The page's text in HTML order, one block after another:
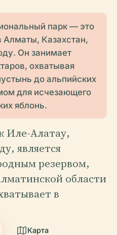
парк — это
Алматы, Казахстан,
Он занимает
охватывая
до альпийских
для исчезающего
яблонь.
Иле-Алатау,
является
резервом,
области
в
Карта